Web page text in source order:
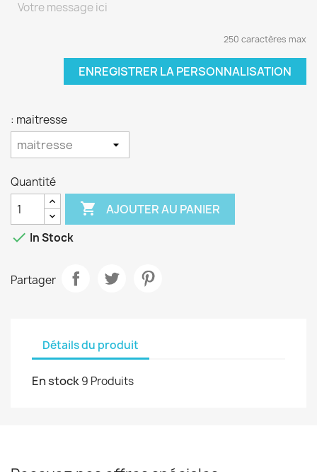
250 caractères max
ENREGISTRER LA PERSONNALISATION
: maitresse
Quantité
 AJOUTER AU PANIER
 In Stock
Partager
Détails du produit
En stock9 Produits